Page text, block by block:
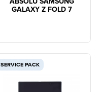
GALAXY Z FOLD 7
SERVICE PACK